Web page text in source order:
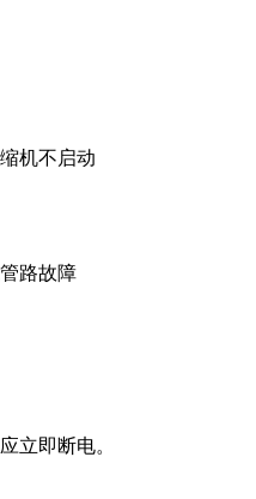
机不启动
路故障
立即断电。